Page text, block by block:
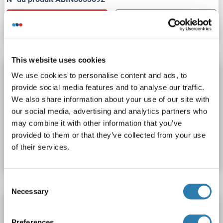
This website uses cookies
We use cookies to personalise content and ads, to
provide social media features and to analyse our traffic.
We also share information about your use of our site with
our social media, advertising and analytics partners who
may combine it with other information that you’ve
provided to them or that they’ve collected from your use
of their services.
Selection
Necessary
Détails
HERC5 Protéine
HERC5 Origine: Humain
Hôte: Escherichia coli (E. coli)
Recombinant
> 90 % pure SDS
N° du produit ABIN2129673
Fiche technique
custom-made